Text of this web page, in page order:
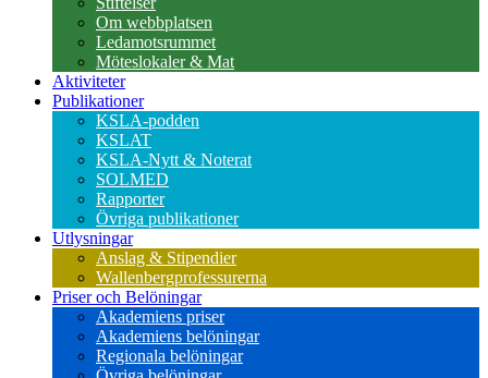
Om webbplatsen
Ledamotsrummet
Möteslokaler & Mat
Aktiviteter
Publikationer
KSLA-podden
KSLAT
KSLA-Nytt & Noterat
SOLMED
Rapporter
Övriga publikationer
Utlysningar
Anslag & Stipendier
Wallenbergprofessurerna
Priser och Belöningar
Akademiens priser
Akademiens belöningar
Regionala belöningar